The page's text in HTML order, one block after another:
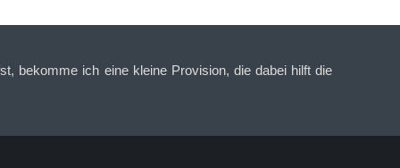
bekomme ich eine kleine Provision, die dabei hilft die